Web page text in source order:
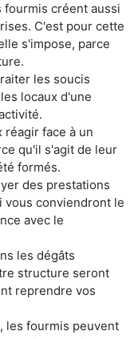
fourmis créent aussi
C'est pour cette
s'impose, parce
les soucis
locaux d'une
face à un
qu'il s'agit de leur
formés.
des prestations
vous conviendront le
avec le
les dégâts
structure seront
reprendre vos
les fourmis peuvent